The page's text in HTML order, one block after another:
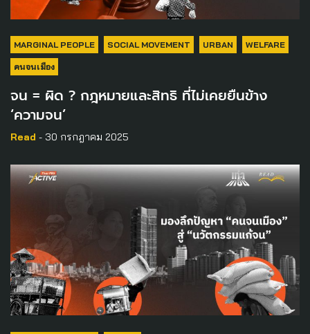
MARGINAL PEOPLE SOCIAL MOVEMENT URBAN WELFARE
คนจนเมือง
จน = ผิด ? กฎหมายและสิทธิ ที่ไม่เคยยืนข้าง
‘ความจน’
Read - 30 กรกฎาคม 2025